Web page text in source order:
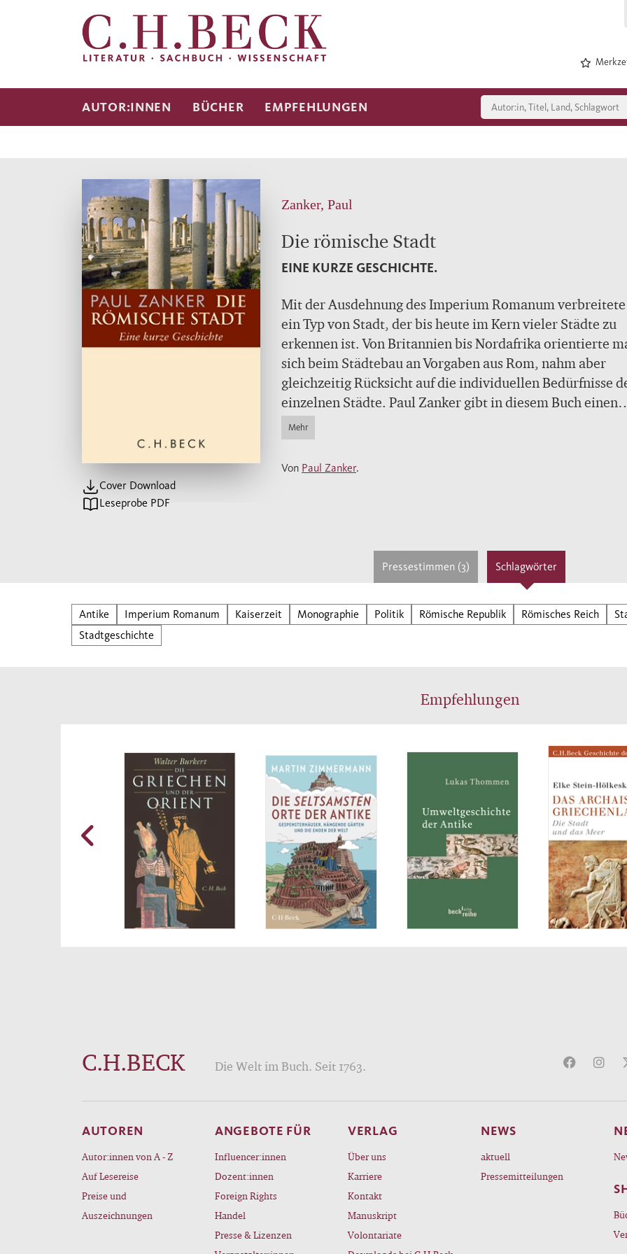
AUTOR:INNEN BÜCHER EMPFEHLUNGEN
Cover Download
Leseprobe PDF
Zanker, Paul
Die römische Stadt
EINE KURZE GESCHICHTE.
Mit der Ausdehnung des Imperium Romanum
ein Typ von Stadt, der bis heute im Kern vieler Städte zu
erkennen ist. Von Britannien bis Nordafrika orientierte
sich beim Städtebau an Vorgaben aus Rom, nahm aber
gleichzeitig Rücksicht auf die individuellen Bedürfnisse
einzelnen Städte. Paul Zanker gibt in diesem Buch einen
Überblick über die spannungsreiche Geschichte der
Stadt von der Zeit der Republik bis zur hohen Kaiserzeit.
streng geometrischen Grundriss, den man in Rom für die
gegründeten Städte vorgab. In Rom wurden aber auch die
Bild der anderen Städte bestimmen sollten: vom Forum
ökonomischen Einflüsse die Gestalt der römischen Städte
Städten.
Mehr
Von Paul Zanker.
Pressestimmen (3) Schlagwörter
Antike Imperium Romanum Kaiserzeit Monographie Politik Römische Republik Römisches Reich
Stadtgeschichte
Empfehlungen
C.H.BECK Die Welt im Buch. Seit 1763.
AUTOREN
Autor:innen von A - Z
Auf Lesereise
Preise und
Auszeichnungen
ANGEBOTE FÜR
Influencer:innen
Dozent:innen
Foreign Rights
Handel
Presse & Lizenzen
VERLAG
Über uns
Karriere
Kontakt
Manuskript
Volontariate
NEWS
aktuell
Pressemitteilungen